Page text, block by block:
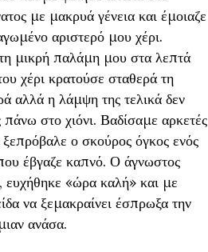
με μακρυά γένεια και έμοιαζε
αριστερό μου χέρι.
μικρή παλάμη μου στα λεπτά
χέρι κρατούσε σταθερά τη
αλλά η λάμψη της τελικά δεν
στο χιόνι. Βαδίσαμε αρκετές
ο σκούρος όγκος ενός
έβγαζε καπνό. Ο άγνωστος
ευχήθηκε «ώρα καλή» και με
να ξεμακραίνει έσπρωξα την
ανάσα.